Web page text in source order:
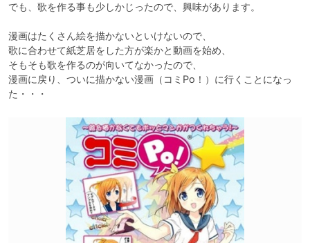
でも、歌を作る事も少しかじったので、興味があります。
漫画はたくさん絵を描かないといけないので、
歌に合わせて紙芝居をした方が楽かと動画を始め、
そもそも歌を作るのが向いてなかったので、
漫画に戻り、ついに描かない漫画（コミPo！）に行くことになっ
た・・・